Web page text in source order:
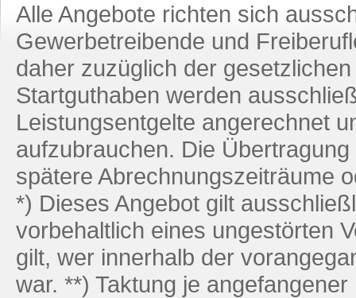
Alle Angebote richten sich
Gewerbetreibende und
daher zuzüglich der
Startguthaben werden
Leistungsentgelte angerechnet
aufzubrauchen. Die
spätere Abrechnungszeiträume
*) Dieses Angebot gilt
vorbehaltlich eines ungestörten
gilt, wer innerhalb der
war. **) Taktung je angefangener